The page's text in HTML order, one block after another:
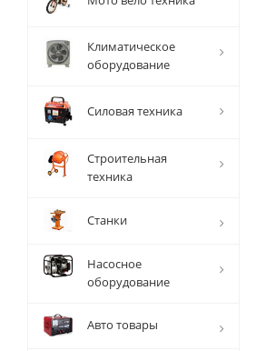
Климатическое
оборудование
Силовая техника
Строительная
техника
Станки
Насосное
оборудование
Авто товары